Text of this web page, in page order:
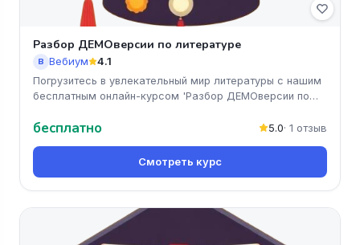
Разбор ДЕМОверсии по литературе
В Вебиум 4.1
Погрузитесь в увлекательный мир литературы с нашим
бесплатным онлайн-курсом 'Разбор ДЕМОверсии по
бесплатно 5.0· 1 отзыв
Смотреть курс